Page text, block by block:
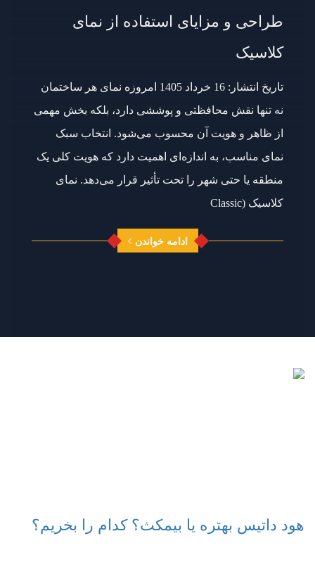
طراحی و مزایای استفاده از نمای
کلاسیک
تاریخ انتشار: 16 خرداد 1405 امروزه نمای هر ساختمان
نه تنها نقش محافظتی و پوششی دارد، بلکه بخش مهمی
از ظاهر و هویت آن محسوب می‌شود. انتخاب سبک
نمای مناسب، به اندازه‌ای اهمیت دارد که هویت کلی یک
منطقه یا حتی شهر را تحت تأثیر قرار می‌دهد. نمای
کلاسیک (Classic
ادامه خواندن
هود داتیس بهتره یا بیمکث؟ کدام را بخریم؟